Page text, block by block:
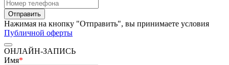
Отправить
Нажимая на кнопку "Отправить", вы принимаете условия
Публичной оферты
ОНЛАЙН-ЗАПИСЬ
Имя*